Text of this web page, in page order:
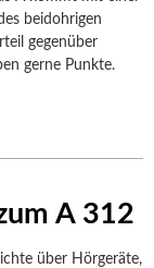
beidohrigen
gegenüber
gerne Punkte.
A 312
über Hörgeräte,